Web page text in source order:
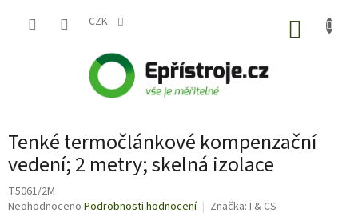
CZK
Tenké termočlánkové kompenzační
vedení; 2 metry; skelná izolace
T5061/2M
Průměrné
Neohodnoceno Podrobnosti hodnocení Značka: I & CS